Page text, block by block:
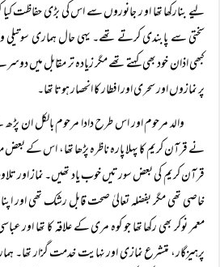
لیے بنارکھا تھا او ر جانوروں سے اس کی بڑی حفاظت
سختی سے پابندی کرتے تھے۔ یہی حال ہماری سوتیلی
کبھی اذان خود بھی کہتے تھے مگر زیادہ تر مقابل میں
پر نمازوں اور سحری اور افطار کا انحصار ہوتا تھا۔
والد مرحوم اور اس طرح دادا مرحوم بالکل ان
نے قرآن کریم کا پہلا پارہ ناظرہ پڑھا تھا، اس کے
قرآن کریم کی بعض سورتیں خوب یاد تھیں۔ نماز اور
خاصی تھی مگر بفضلہ تعالیٰ صحت قابل رشک تھی اور
معمر نوکر بھی رکھا تھا جو کوہ مری کے علاقہ کا تھا اور
پرہیزگار، متشرع نمازی اور نہایت خدمت گزار تھا۔